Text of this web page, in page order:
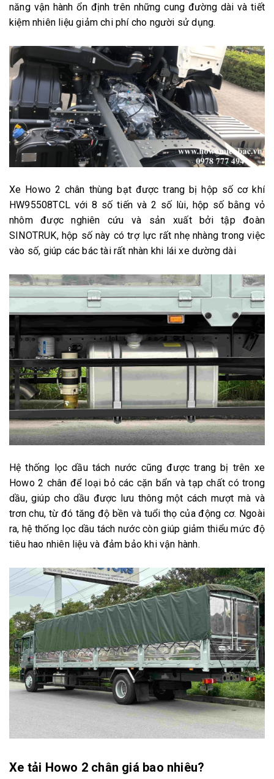
năng vận hành ổn định trên những cung đường dài và tiết
kiệm nhiên liệu giảm chi phí cho người sử dụng.
Xe Howo 2 chân thùng bạt được trang bị hộp số cơ khí
HW95508TCL với 8 số tiến và 2 số lùi, hộp số bằng vỏ
nhôm được nghiên cứu và sản xuất bởi tập đoàn
SINOTRUK, hộp số này có trợ lực rất nhẹ nhàng trong việc
vào số, giúp các bác tài rất nhàn khi lái xe dường dài
Hệ thống lọc dầu tách nước cũng được trang bị trên xe
Howo 2 chân để loại bỏ các cặn bẩn và tạp chất có trong
dầu, giúp cho dầu được lưu thông một cách mượt mà và
trơn chu, từ đó tăng độ bền và tuổi thọ của động cơ. Ngoài
ra, hệ thống lọc dầu tách nước còn giúp giảm thiểu mức độ
tiêu hao nhiên liệu và đảm bảo khi vận hành.
Xe tải Howo 2 chân giá bao nhiêu?